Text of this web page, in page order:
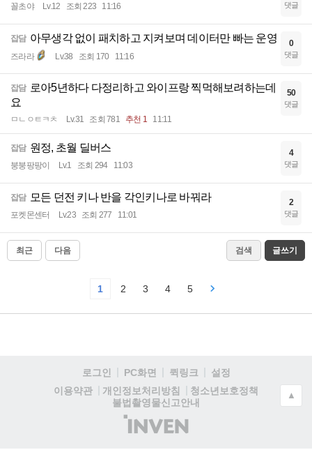
꼴초야 Lv.12 조회 223 11:16 댓글
잡담 아무생각 없이 패치하고 지켜보며 데이터만 빠는 운영
즈라라 Lv.38 조회 170 11:16
0
댓글
잡담 로아5년하다 다정리하고 와이프랑 찍먹해보려하는데
요
ㅁㄴㅇㅌㅋㅊ Lv.31 조회 781 추천 1 11:11
50
댓글
잡담 원정, 초월 딜버스
붕붕팡팡이 Lv.1 조회 294 11:03
4
댓글
잡담 모든 던전 키나 반을 각인키나로 바꿔라
포켓몬센터 Lv.23 조회 277 11:01
2
댓글
최근 다음 검색 글쓰기
1 2 3 4 5
로그인 PC화면 퀵링크
설정
이용약관
개인정보처리방침
청소년보호정책
불법촬영물신고안내
(주)
인
▲